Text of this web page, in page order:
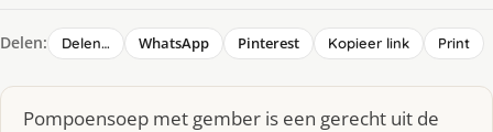
Delen: Delen… WhatsApp Pinterest Kopieer link Print
Pompoensoep met gember is een gerecht uit de